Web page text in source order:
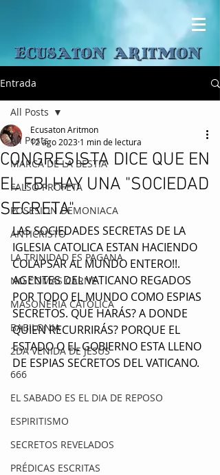
Entrada
All Posts
MARCA DE LA BESTIA
FALSO PROFETA
POSESION DEMONIACA
ANTICRISTO
LA TRINIDAD ES PAGANA
NO COMAS CARNE
MASONERIA CATOLICA
BABILONIA
2DA VENIDA DE JESUS
666
EL SABADO ES EL DIA DE REPOSO
ESPIRITISMO
SECRETOS REVELADOS
PRÉDICAS ESCRITAS
All Posts
CONGRESISTA DICE QUE EN
EL FBI HAY UNA "SOCIEDAD
SECRETA"
Ecusaton Aritmon
12 ago 2023 1 min de lectura
LAS SOCIEDADES SECRETAS DE LA
IGLESIA CATOLICA ESTAN HACIENDO
COLAPSAR AL MUNDO ENTERO!!.
AGENTES DEL VATICANO REGADOS
POR TODO EL MUNDO COMO ESPIAS
SECRETOS. QUE HARÁS? A DONDE
QUIEN RECURRIRÁS? PORQUE EL
ESTADO O EL GOBIERNO ESTA LLENO
DE ESPIAS SECRETOS DEL VATICANO.